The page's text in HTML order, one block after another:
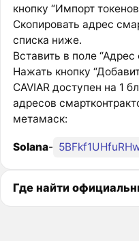
кнопку “Импорт
Скопировать адрес
списка ниже.
Вставить в поле “Адрес
Нажать кнопку
CAVIAR доступен на 1
адресов
метамаск:
Solana-
Где найти